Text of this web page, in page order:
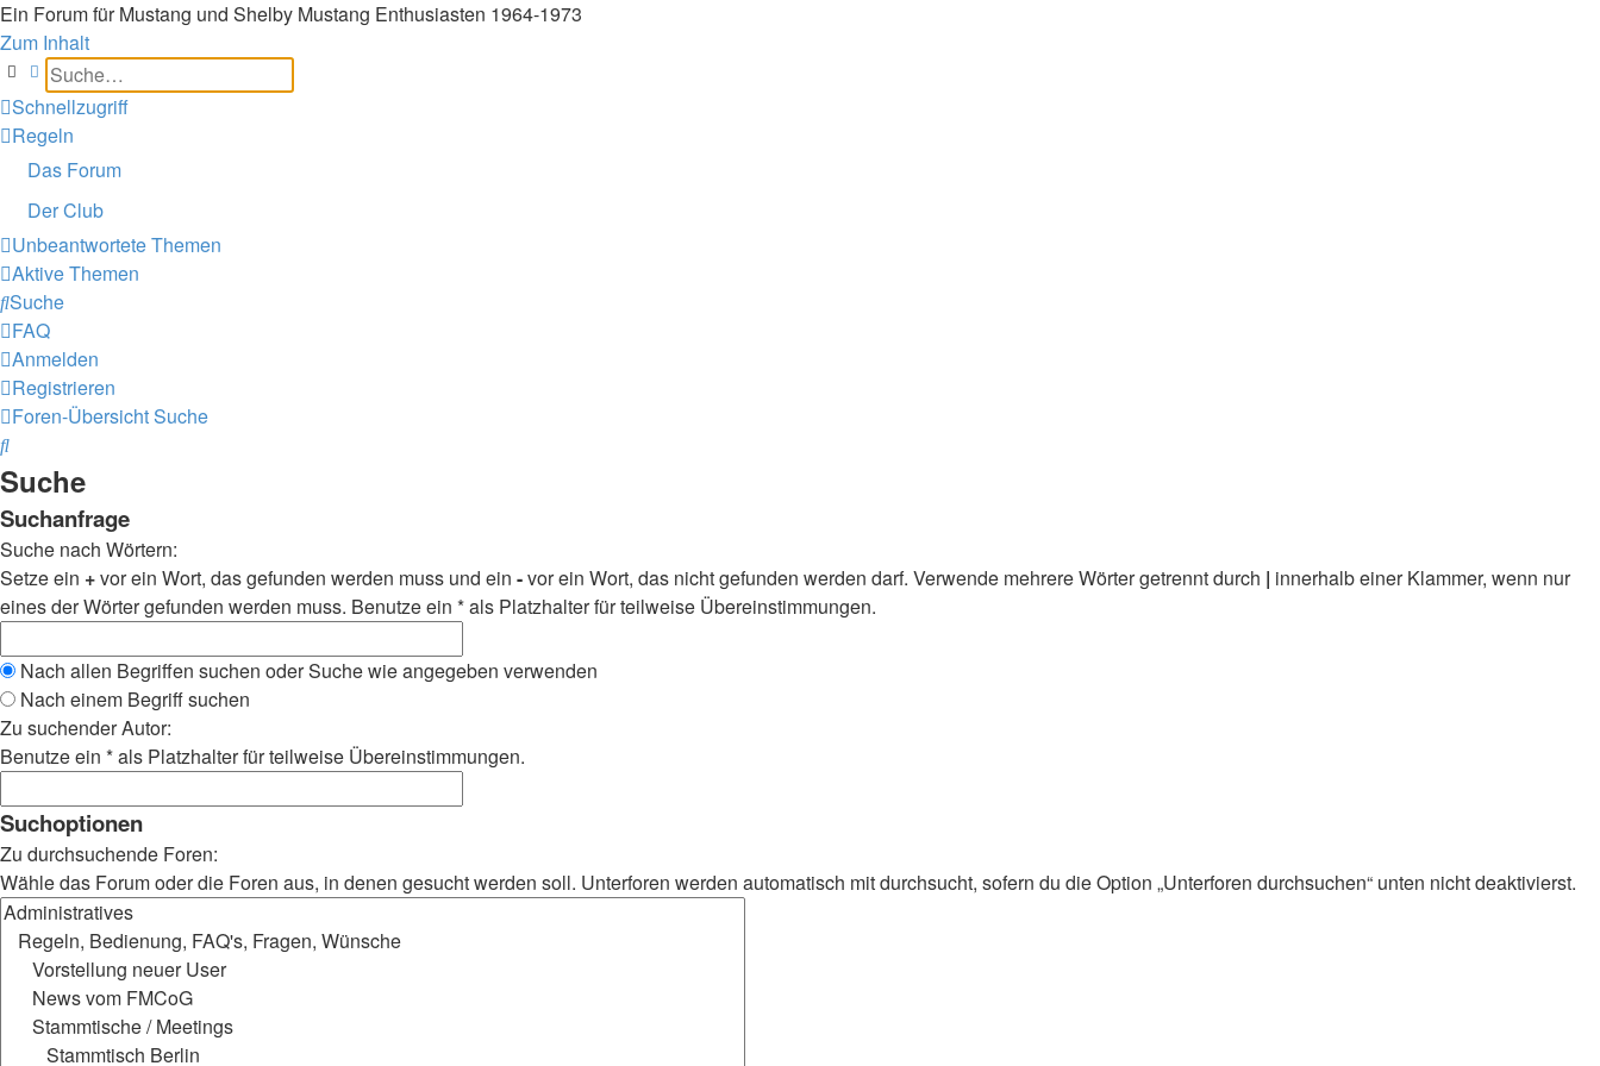
Ein Forum für Mustang und Shelby Mustang Enthusiasten 1964-1973
Zum Inhalt
SucheErweiterte Suche
Schnellzugriff
Regeln
Das Forum
Der Club
Unbeantwortete Themen
Aktive Themen
Suche
FAQ
Anmelden
Registrieren
Foren-ÜbersichtSuche
Suche
Suche
Suchanfrage
Suche nach Wörtern:
Setze ein +vor ein Wort, das gefunden werden muss und ein -vor ein Wort, das nicht gefunden werden darf. Verwende mehrere Wörter getrennt durch | innerhalb einer Klammer, wenn nur
eines der Wörter gefunden werden muss. Benutze ein * als Platzhalter für teilweise Übereinstimmungen.
Nach allen Begriffen suchen oder Suche wie angegeben verwenden
Nach einem Begriff suchen
Zu suchender Autor:
Benutze ein * als Platzhalter für teilweise Übereinstimmungen.
Suchoptionen
Zu durchsuchende Foren:
Wähle das Forum oder die Foren aus, in denen gesucht werden soll. Unterforen werden automatisch mit durchsucht, sofern du die Option „Unterforen durchsuchen“ unten nicht deaktivierst.